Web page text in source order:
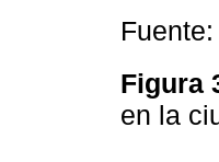
Figura
en la